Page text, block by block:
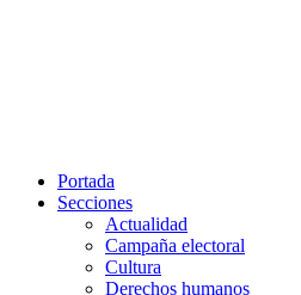
Portada
Secciones
Actualidad
Campaña electoral
Cultura
Derechos humanos